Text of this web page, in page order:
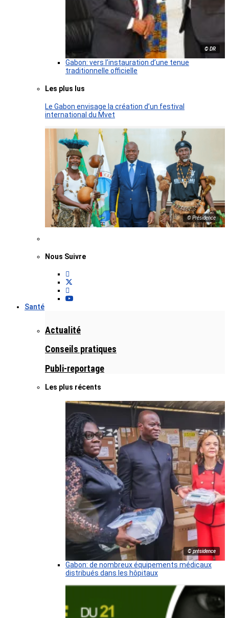
© DR
Gabon: vers l’instauration d’une tenue
traditionnelle officielle
Les plus lus
Le Gabon envisage la création d’un festival
international du Mvet
© Présidence
Nous Suivre
Santé
Actualité
Conseils pratiques
Publi-reportage
Les plus récents
© présidence
Gabon: de nombreux équipements médicaux
distribués dans les hôpitaux